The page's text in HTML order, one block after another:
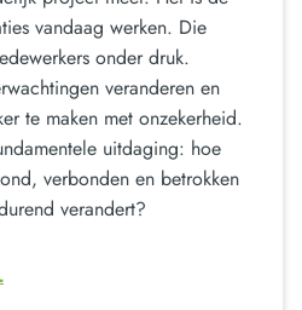
vandaag werken. Die
onder druk.
veranderen en
te maken met onzekerheid.
uitdaging: hoe
verbonden en betrokken
verandert?